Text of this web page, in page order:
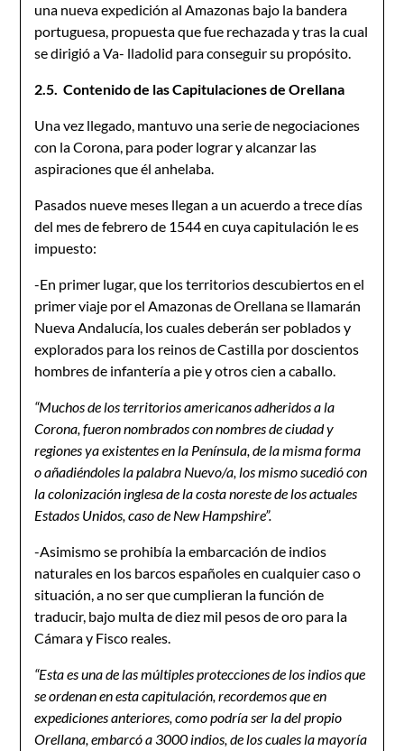
una nueva expedición al Amazonas bajo la bandera
portuguesa, propuesta que fue rechazada y tras la cual
se dirigió a Va- lladolid para conseguir su propósito.
2.5. Contenido de las Capitulaciones de Orellana
Una vez llegado, mantuvo una serie de negociaciones
con la Corona, para poder lograr y alcanzar las
aspiraciones que él anhelaba.
Pasados nueve meses llegan a un acuerdo a trece días
del mes de febrero de 1544 en cuya capitulación le es
impuesto:
-En primer lugar, que los territorios descubiertos en el
primer viaje por el Amazonas de Orellana se llamarán
Nueva Andalucía, los cuales deberán ser poblados y
explorados para los reinos de Castilla por doscientos
hombres de infantería a pie y otros cien a caballo.
“Muchos de los territorios americanos adheridos a la
Corona, fueron nombrados con nombres de ciudad y
regiones ya existentes en la Península, de la misma forma
o añadiéndoles la palabra Nuevo/a, los mismo sucedió con
la colonización inglesa de la costa noreste de los actuales
Estados Unidos, caso de New Hampshire”.
-Asimismo se prohibía la embarcación de indios
naturales en los barcos españoles en cualquier caso o
situación, a no ser que cumplieran la función de
traducir, bajo multa de diez mil pesos de oro para la
Cámara y Fisco reales.
“Esta es una de las múltiples protecciones de los indios que
se ordenan en esta capitulación, recordemos que en
expediciones anteriores, como podría ser la del propio
Orellana, embarcó a 3000 indios, de los cuales la mayoría